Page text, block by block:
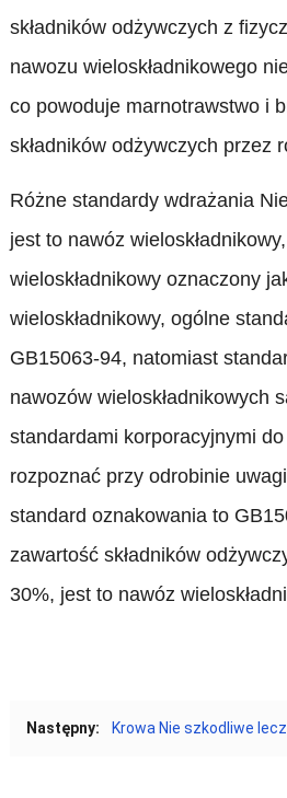
składników odżywczych z
nawozu wieloskładnikowego
co powoduje marnotrawstwo i
składników odżywczych przez
Różne standardy wdrażania
jest to nawóz
wieloskładnikowy oznaczony
wieloskładnikowy, ogólne
GB15063-94, natomiast
nawozów wieloskładnikowych
standardami korporacyjnymi
rozpoznać przy odrobinie
standard oznakowania to
zawartość składników
30%, jest to nawóz
Następny: Krowa Nie szkodliwe